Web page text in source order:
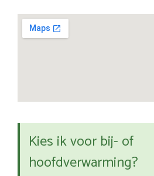
Kies ik voor bij- of
hoofdverwarming?